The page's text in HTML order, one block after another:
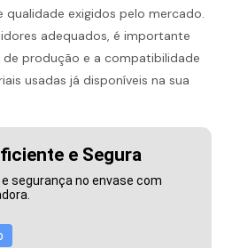
qualidade exigidos pelo mercado.
adequados, é importante
produção e a compatibilidade
usadas já disponíveis na sua
e Segura
segurança no envase com